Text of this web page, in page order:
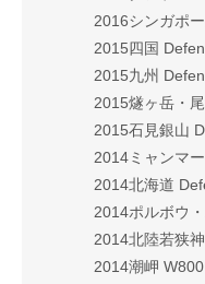
2016シンガポ
2015四国
2015九州
2015燧ヶ岳・
2015石見銀山
2014ミャンマー
2014北海道
2014ポルボウ
2014北陸若狭
2014潮岬 W800